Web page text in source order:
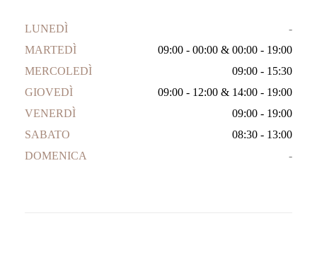
LUNEDÌ
-
MARTEDÌ
09:00 - 00:00 & 00:00 - 19:00
MERCOLEDÌ
09:00 - 15:30
GIOVEDÌ
09:00 - 12:00 & 14:00 - 19:00
VENERDÌ
09:00 - 19:00
SABATO
08:30 - 13:00
DOMENICA
-